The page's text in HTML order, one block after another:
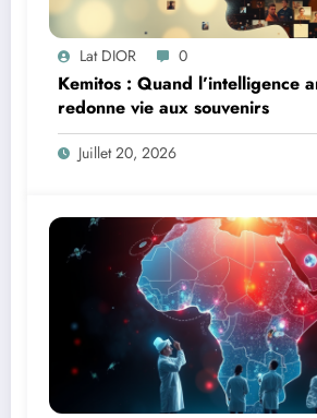
Lat DIOR 0
Kemitos : Quand l’intelligence
redonne vie aux souvenirs
Juillet 20, 2026